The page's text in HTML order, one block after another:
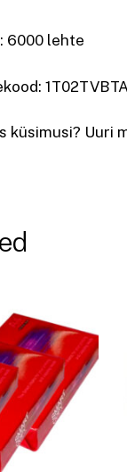
6000 lehte
küsimusi? Uuri